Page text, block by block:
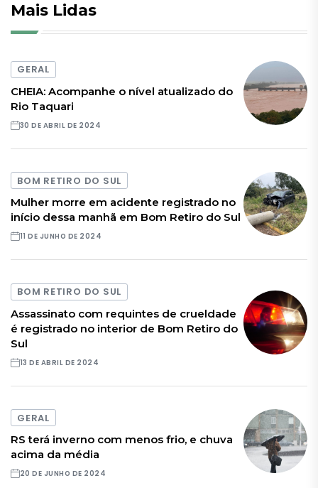
Mais Lidas
GERAL
CHEIA: Acompanhe o nível atualizado do
Rio Taquari
30 DE ABRIL DE 2024
BOM RETIRO DO SUL
Mulher morre em acidente registrado no
início dessa manhã em Bom Retiro do Sul
11 DE JUNHO DE 2024
BOM RETIRO DO SUL
Assassinato com requintes de crueldade
é registrado no interior de Bom Retiro do
Sul
13 DE ABRIL DE 2024
GERAL
RS terá inverno com menos frio, e chuva
acima da média
20 DE JUNHO DE 2024